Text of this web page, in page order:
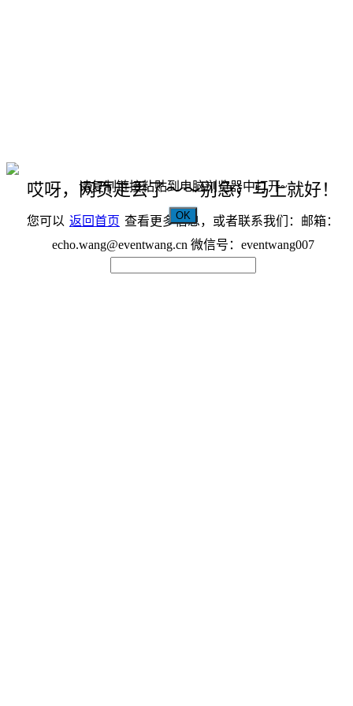
哎呀，网页走丢了～～别急，马上就好！
您可以 返回首页 查看更多信息，或者联系我们：邮箱：
echo.wang@eventwang.cn 微信号：eventwang007
请复制链接粘贴到电脑浏览器中打开~
OK